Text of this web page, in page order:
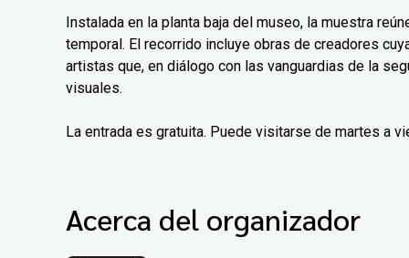
Instalada en la planta baja del museo, la muestra
temporal. El recorrido incluye obras de creadores
artistas que, en diálogo con las vanguardias de la
visuales.
La entrada es gratuita. Puede visitarse de martes a
Acerca del organizador